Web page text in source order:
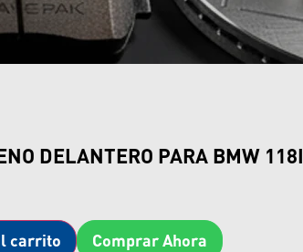
DELANTERO PARA BMW 118I
carrito Comprar Ahora